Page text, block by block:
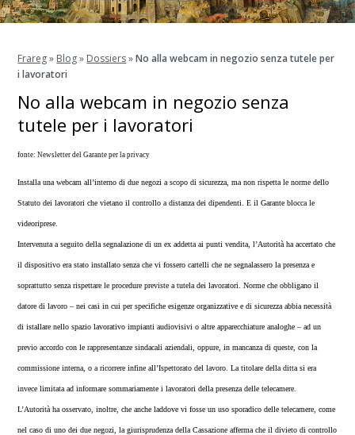
Frareg» Blog» Dossiers»No alla webcam in negozio senza tutele per
i lavoratori
No alla webcam in negozio senza
tutele per i lavoratori
fonte: Newsletter del Garante per la privacy
Installa una webcam all’interno di due negozi a scopo di sicurezza, ma non rispetta le norme dello
Statuto dei lavoratori che vietano il controllo a distanza dei dipendenti. E il Garante blocca le
videoriprese.
Intervenuta a seguito della segnalazione di un ex addetta ai punti vendita, l’Autorità ha accertato che
il dispositivo era stato installato senza che vi fossero cartelli che ne segnalassero la presenza e
soprattutto senza rispettare le procedure previste a tutela dei lavoratori. Norme che obbligano il
datore di lavoro – nei casi in cui per specifiche esigenze organizzative e di sicurezza abbia necessità
di istallare nello spazio lavorativo impianti audiovisivi o altre apparecchiature analoghe – ad un
previo accordo con le rappresentanze sindacali aziendali, oppure, in mancanza di queste, con la
commissione interna, o a ricorrere infine all’Ispettorato del lavoro. La titolare della ditta si era
invece limitata ad informare sommariamente i lavoratori della presenza delle telecamere.
L’Autorità ha osservato, inoltre, che anche laddove vi fosse un uso sporadico delle telecamere, come
nel caso di uno dei due negozi, la giurisprudenza della Cassazione afferma che il divieto di controllo